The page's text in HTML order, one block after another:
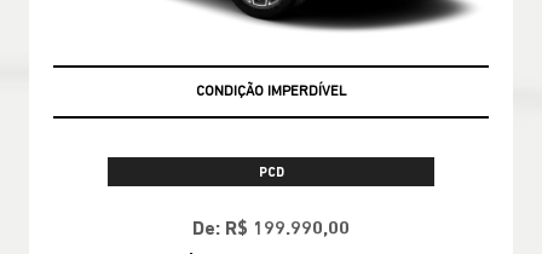
CONDIÇÃO IMPERDÍVEL
PCD
De: R$ 199.990,00